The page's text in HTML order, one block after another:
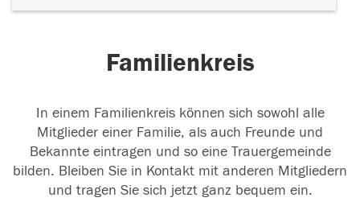
Familienkreis
In einem Familienkreis können sich sowohl alle
Mitglieder einer Familie, als auch Freunde und
Bekannte eintragen und so eine Trauergemeinde
bilden. Bleiben Sie in Kontakt mit anderen Mitgliedern
und tragen Sie sich jetzt ganz bequem ein.